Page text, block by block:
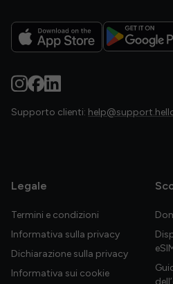
Supporto clienti:
Legale
Termini e condizioni
Informativa sulla privacy
Dichiarazione sulla privacy
Informativa sui cookie